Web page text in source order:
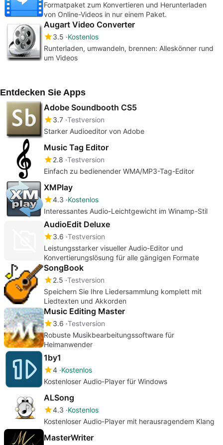
Formatpaket zum Konvertieren und Herunterladen
von Online-Videos in nur einem Paket.
Augart Video Converter
3.5 Kostenlos
Runterladen, umwandeln, brennen: Alleskönner rund
um Videos
Entdecken Sie Apps
Adobe Soundbooth CS5
3.7 Testversion
Starker Audioeditor von Adobe
Music Tag Editor
2.8 Testversion
Einfach zu bedienender WMA/MP3-Tag-Editor
XMPlay
4.3 Kostenlos
Interessantes Audio-Leichtgewicht im Winamp-Stil
AudioEdit Deluxe
3.6 Testversion
Leistungsstarker visueller Audio-Editor und
Konvertierungslösung für alle gängigen Formate
SongBook
2.5 Testversion
Speichern Sie Ihre Liedersammlung komplett mit
Liedtexten und Akkorden
Music Editing Master
3.6 Testversion
Robuste Musikbearbeitungssoftware für
Heimanwender
1by1
4 Kostenlos
Kostenloser Audio-Player für Windows
ALSong
4.3 Kostenlos
Kostenloser Audio-Player mit herausragendem Klang
MasterWriter